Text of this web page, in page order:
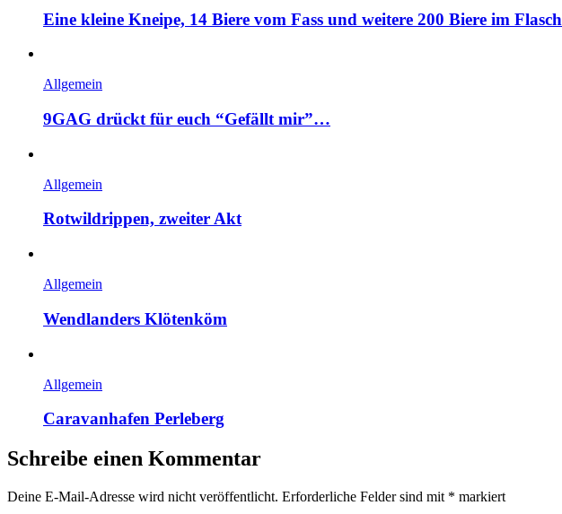
Eine kleine Kneipe, 14 Biere vom Fass und weitere 200 Biere im
Allgemein
9GAG drückt für euch “Gefällt mir”…
Allgemein
Rotwildrippen, zweiter Akt
Allgemein
Wendlanders Klötenköm
Allgemein
Caravanhafen Perleberg
Schreibe einen Kommentar
Deine E-Mail-Adresse wird nicht veröffentlicht. Erforderliche Felder sind mit * markiert